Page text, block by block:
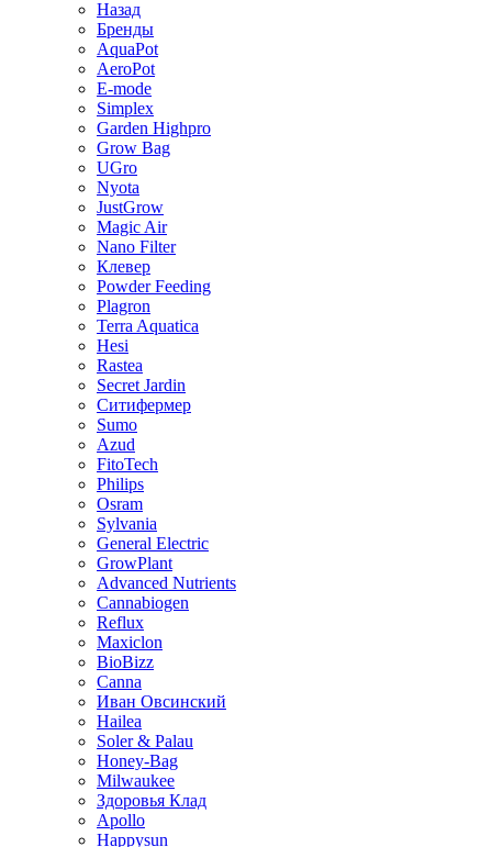
Назад
Бренды
AquaPot
AeroPot
E-mode
Simplex
Garden Highpro
Grow Bag
UGro
Nyota
JustGrow
Magic Air
Nano Filter
Клевер
Powder Feeding
Plagron
Terra Aquatica
Hesi
Rastea
Secret Jardin
Ситифермер
Sumo
Azud
FitoTech
Philips
Osram
Sylvania
General Electric
GrowPlant
Advanced Nutrients
Cannabiogen
Reflux
Maxiclon
BioBizz
Canna
Иван Овсинский
Hailea
Soler & Palau
Honey-Bag
Milwaukee
Здоровья Клад
Apollo
Happysun